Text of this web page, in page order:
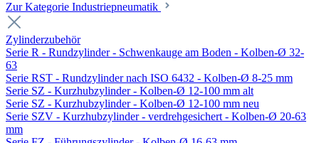
Zur Kategorie Industriepneumatik
Zylinderzubehör
Serie R - Rundzylinder - Schwenkauge am Boden - Kolben-Ø 32-
63
Serie RST - Rundzylinder nach ISO 6432 - Kolben-Ø 8-25 mm
Serie SZ - Kurzhubzylinder - Kolben-Ø 12-100 mm alt
Serie SZ - Kurzhubzylinder - Kolben-Ø 12-100 mm neu
Serie SZV - Kurzhubzylinder - verdrehgesichert - Kolben-Ø 20-63
mm